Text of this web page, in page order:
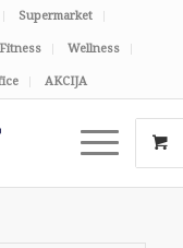
Supermarket
Fitness Wellness
AKCIJA